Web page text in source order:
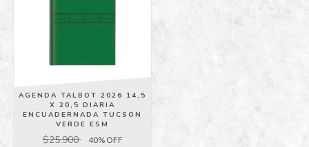
AGENDA TALBOT 2026 14,5
X 20,5 DIARIA
ENCUADERNADA TUCSON
VERDE ESM
$25.900 40% OFF